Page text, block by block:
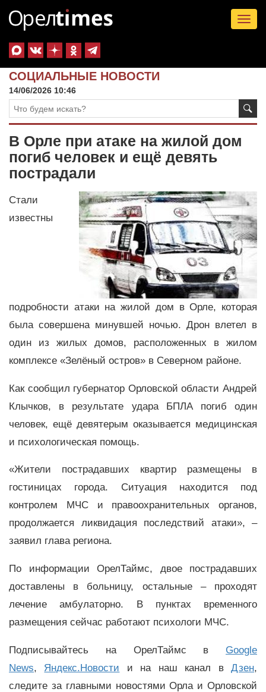
СОЦИАЛЬНЫЕ НОВОСТИ
14/06/2026 10:46
В Орле при атаке на жилой дом
погиб человек и ещё девять
пострадали
Стали
известны
подробности атаки на жилой дом в Орле, которая
была совершена минувшей ночью. Дрон влетел в
один из жилых домов, расположенных в жилом
комплексе «Зелёный остров» в Северном районе.
Как сообщил губернатор Орловской области Андрей
Клычков, в результате удара БПЛА погиб один
человек, ещё девятерым оказывается медицинская
и психологическая помощь.
«Жители пострадавших квартир размещены в
гостиницах города. Ситуация находится под
контролем МЧС и правоохранительных органов,
продолжается ликвидация последствий атаки», –
заявил глава региона.
По информации ОрелТаймс, двое пострадавших
доставлены в больницу, остальные – проходят
лечение амбулаторно. В пунктах временного
размещения сейчас работают психологи МЧС.
Подписывайтесь на ОрелТаймс в Google
News, Яндекс.Новости и на наш канал вДзен,
следите за главными новостями Орла и Орловской